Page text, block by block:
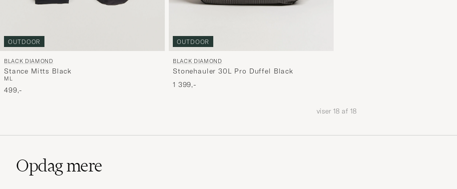
OUTDOOR
BLACK DIAMOND
Stance Mitts Black
M L
499,-
OUTDOOR
BLACK DIAMOND
Stonehauler 30L Pro Duffel Black
1 399,-
viser 18 af 18
Opdag mere